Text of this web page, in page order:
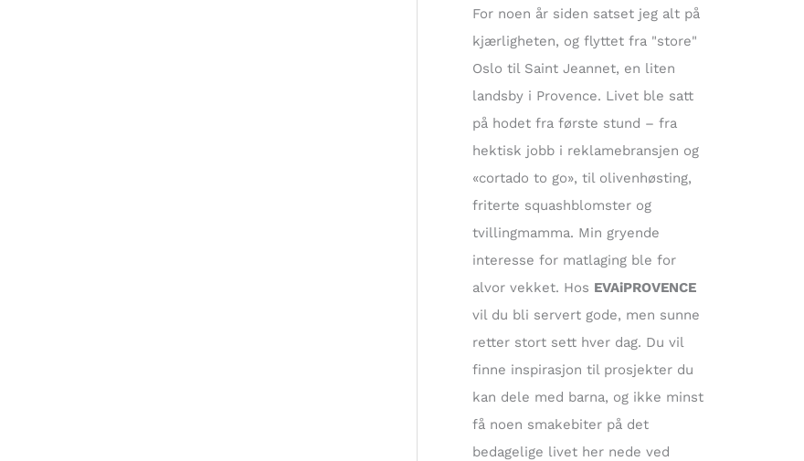
t
e
r
:
For noen år siden satset jeg alt på
kjærligheten, og flyttet fra "store"
Oslo til Saint Jeannet, en liten
landsby i Provence. Livet ble satt
på hodet fra første stund – fra
hektisk jobb i reklamebransjen og
«cortado to go», til olivenhøsting,
friterte squashblomster og
tvillingmamma. Min gryende
interesse for matlaging ble for
alvor vekket. Hos EVAiPROVENCE
vil du bli servert gode, men sunne
retter stort sett hver dag. Du vil
finne inspirasjon til prosjekter du
kan dele med barna, og ikke minst
få noen smakebiter på det
bedagelige livet her nede ved